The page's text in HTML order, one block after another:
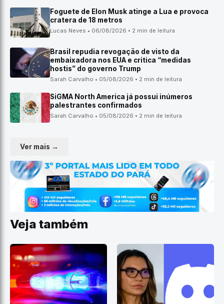
Foguete de Elon Musk atinge a Lua e provoca
cratera de 18 metros
Lucas Neves • 06/08/2026 • 2 min de leitura
Brasil repudia revogação de visto da
embaixadora nos EUA e critica “medidas
hostis” do governo Trump
Sarah Carvalho • 05/08/2026 • 2 min de leitura
SiGMA North America já possui inúmeros
palestrantes confirmados
Sarah Carvalho • 05/08/2026 • 2 min de leitura
Ver mais →
Veja também